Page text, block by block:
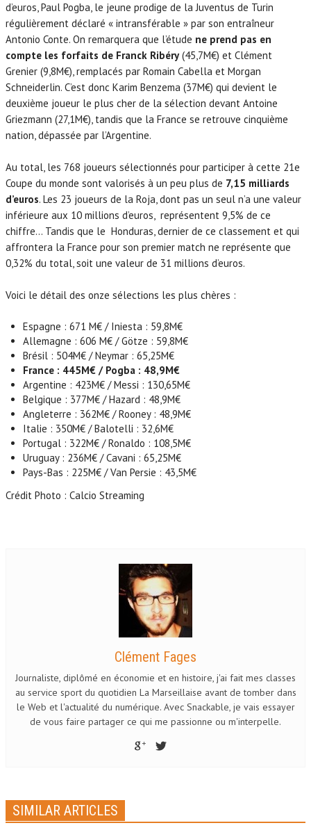
d’euros, Paul Pogba, le jeune prodige de la Juventus de Turin
régulièrement déclaré « intransférable » par son entraîneur
Antonio Conte. On remarquera que l’étude ne prend pas en
compte les forfaits de Franck Ribéry(45,7M€) et Clément
Grenier (9,8M€), remplacés par Romain Cabella et Morgan
Schneiderlin. C’est donc Karim Benzema (37M€) qui devient le
deuxième joueur le plus cher de la sélection devant Antoine
Griezmann (27,1M€), tandis que la France se retrouve cinquième
nation, dépassée par l’Argentine.
Au total, les 768 joueurs sélectionnés pour participer à cette 21e
Coupe du monde sont valorisés à un peu plus de 7,15 milliards
d’euros. Les 23 joueurs de la Roja, dont pas un seul n’a une valeur
inférieure aux 10 millions d’euros, représentent 9,5% de ce
chiffre… Tandis que le Honduras, dernier de ce classement et qui
affrontera la France pour son premier match ne représente que
0,32% du total, soit une valeur de 31 millions d’euros.
Voici le détail des onze sélections les plus chères :
Espagne : 671 M€ / Iniesta : 59,8M€
Allemagne : 606 M€ / Götze : 59,8M€
Brésil : 504M€ / Neymar : 65,25M€
France : 445M€ / Pogba : 48,9M€
Argentine : 423M€ / Messi : 130,65M€
Belgique : 377M€ / Hazard : 48,9M€
Angleterre : 362M€ / Rooney : 48,9M€
Italie : 350M€ / Balotelli : 32,6M€
Portugal : 322M€ / Ronaldo : 108,5M€
Uruguay : 236M€ / Cavani : 65,25M€
Pays-Bas : 225M€ / Van Persie : 43,5M€
Crédit Photo : Calcio Streaming
Clément Fages
Journaliste, diplômé en économie et en histoire, j'ai fait mes classes
au service sport du quotidien La Marseillaise avant de tomber dans
le Web et l'actualité du numérique. Avec Snackable, je vais essayer
de vous faire partager ce qui me passionne ou m'interpelle.
SIMILAR ARTICLES